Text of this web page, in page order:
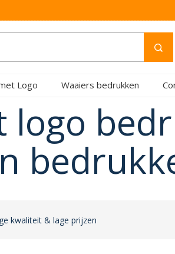
Logo Waaiers bedrukken
kwaliteit & lage prijzen